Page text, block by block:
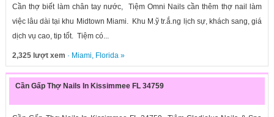
Cần thợ biết làm chân tay nước, Tiệm Omni Nails cần thêm thợ nail làm
việc lâu dài tại khu Midtown Miami. Khu M.ỹ tr.ắ.ng lịch sự, khách sang, giá
dịch vụ cao, tip tốt. Tiệm có...
2,325 lượt xem · Miami, Florida»
Cần Gấp Thợ Nails In Kissimmee FL 34759